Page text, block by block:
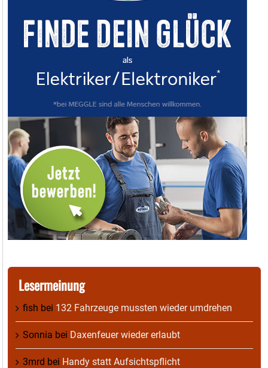
Lesermeinung
fish bei 132 Fahrzeuge mussten wieder umdrehen
Sonnia bei Daxenfeuer wieder erlaubt
3mrd bei Handy statt Aufsichtspflicht